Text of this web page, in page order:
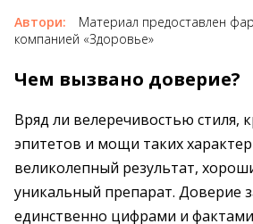
Автори:
Материал предоставлен
компанией «Здоровье»
Чем вызвано доверие?
Вряд ли велеречивостью стиля,
эпитетов и мощи таких
великолепный результат,
уникальный препарат. Доверие
единственно цифрами и